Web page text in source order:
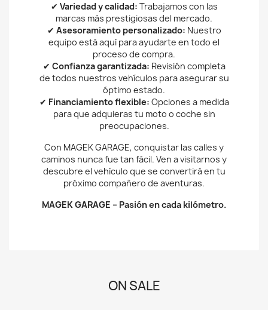
✔ Variedad y calidad: Trabajamos con las
marcas más prestigiosas del mercado.
✔ Asesoramiento personalizado: Nuestro
equipo está aquí para ayudarte en todo el
proceso de compra.
✔ Confianza garantizada: Revisión completa
de todos nuestros vehículos para asegurar su
óptimo estado.
✔ Financiamiento flexible: Opciones a medida
para que adquieras tu moto o coche sin
preocupaciones.
Con MAGEK GARAGE, conquistar las calles y
caminos nunca fue tan fácil. Ven a visitarnos y
descubre el vehículo que se convertirá en tu
próximo compañero de aventuras.
MAGEK GARAGE – Pasión en cada kilómetro.
ON SALE